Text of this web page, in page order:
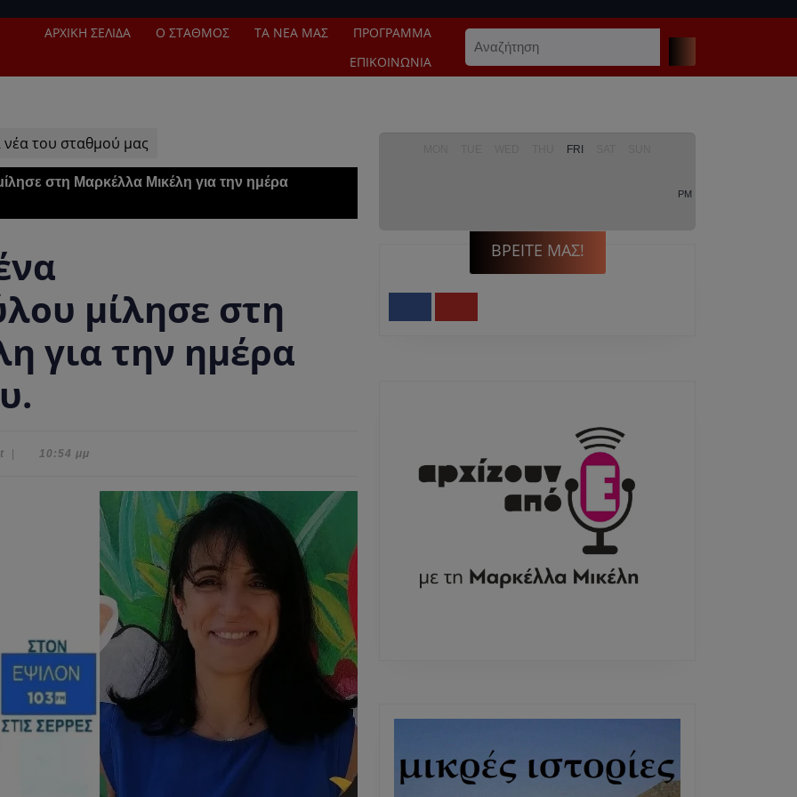
ΑΡΧΙΚΉ ΣΕΛΊΔΑ Ο ΣΤΑΘΜΌΣ ΤΑ ΝΈΑ ΜΑΣ
ΠΡΌΓΡΑΜΜΑ
ΕΠΙΚΟΙΝΩΝΊΑ
for:
νέα του σταθμού μας
στη Μαρκέλλα Μικέλη για την ημέρα
μίλησε στη
για την ημέρα
10:54 μμ
FRI
PM
ΒΡΕΊΤΕ ΜΑΣ!